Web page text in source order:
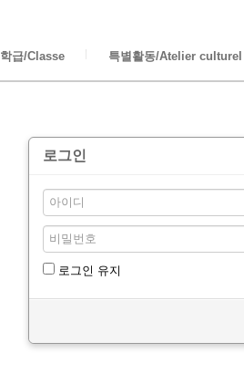
학급/Classe 특별활동/Atelier culturel
로그인
로그인 유지